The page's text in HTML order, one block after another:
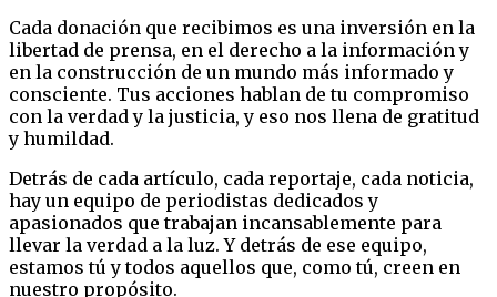
Cada donación que recibimos es una inversión en la
libertad de prensa, en el derecho a la información y
en la construcción de un mundo más informado y
consciente. Tus acciones hablan de tu compromiso
con la verdad y la justicia, y eso nos llena de gratitud
y humildad.
Detrás de cada artículo, cada reportaje, cada noticia,
hay un equipo de periodistas dedicados y
apasionados que trabajan incansablemente para
llevar la verdad a la luz. Y detrás de ese equipo,
estamos tú y todos aquellos que, como tú, creen en
nuestro propósito.